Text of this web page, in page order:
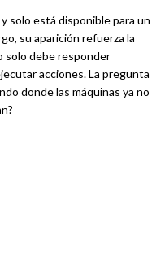
solo está disponible para un
su aparición refuerza la
solo debe responder
acciones. La pregunta
donde las máquinas ya no